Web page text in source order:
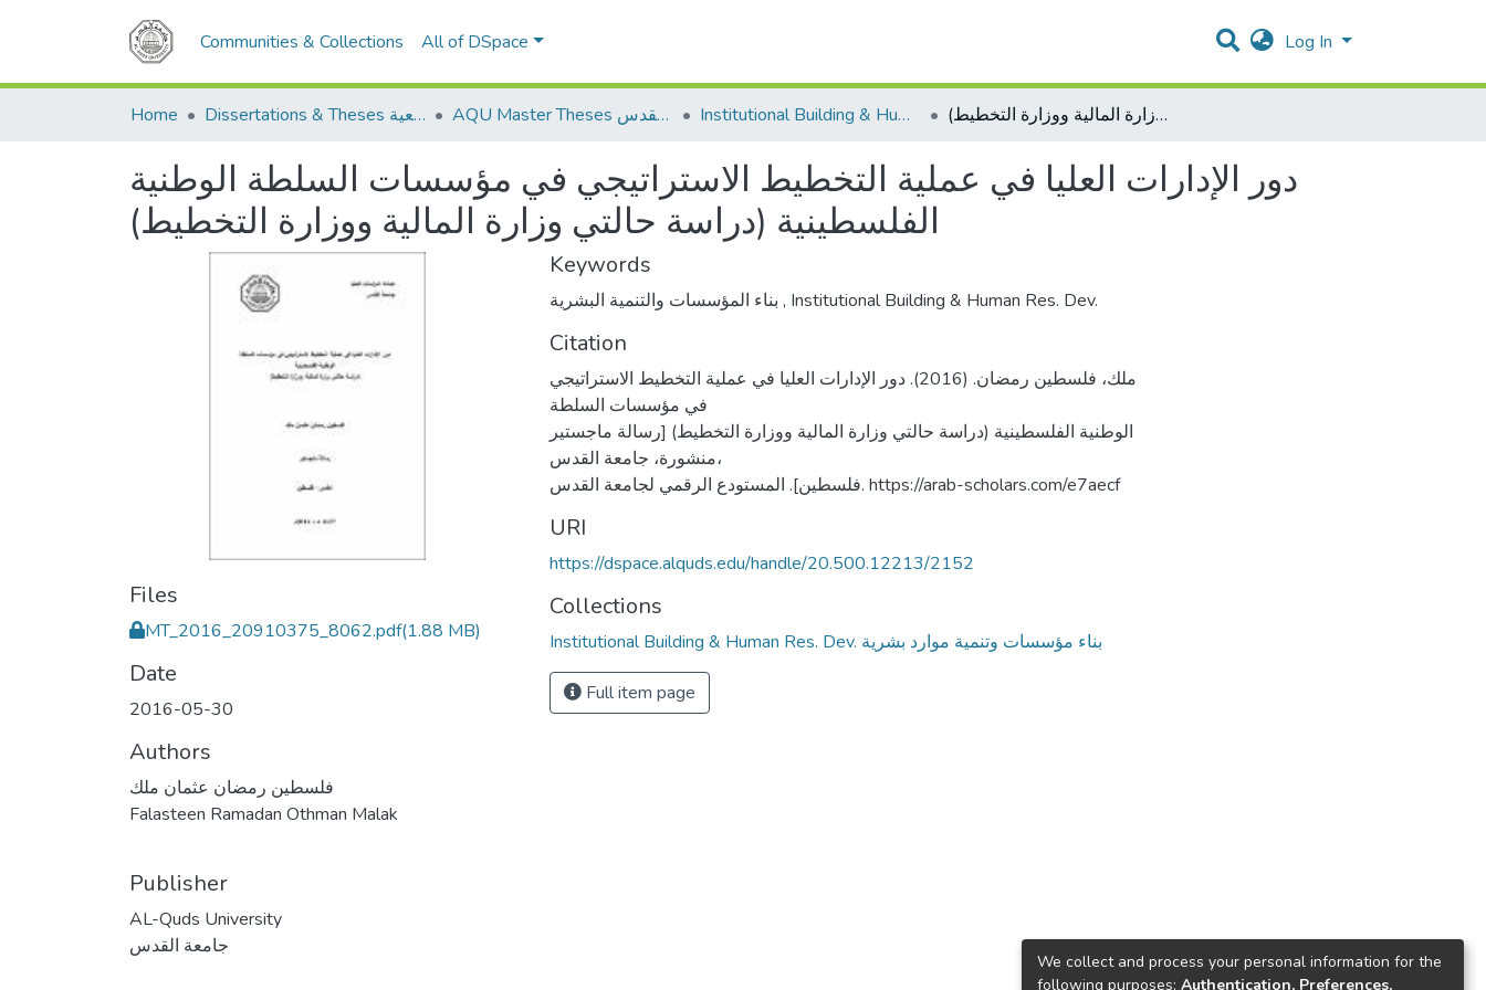
Communities & Collections All of DSpace Log In
Home Dissertations & Theses الرسائل الجامعية AQU Master Theses الرسائل الجامعية الخاصة بجامعة القدس Institutional Building & Human Res. Dev. بناء مؤسسات وتنمية موارد بشرية دور الإدارات العليا في عملية التخطيط الاستراتيجي في مؤسسات السلطة الوطنية الفلسطينية (دراسة حالتي وزارة المالية ووزارة التخطيط)
دور الإدارات العليا في عملية التخطيط الاستراتيجي في مؤسسات السلطة الوطنية
الفلسطينية (دراسة حالتي وزارة المالية ووزارة التخطيط)
Files
MT_2016_20910375_8062.pdf(1.88 MB)
Date
2016-05-30
Authors
فلسطين رمضان عثمان ملك
Falasteen Ramadan Othman Malak
Publisher
AL-Quds University
جامعة القدس
Keywords
, Institutional Building & Human Res. Dev.
Citation
ملك، فلسطين رمضان. (2016). دور الإدارات العليا في عملية التخطيط الاستراتيجي
في مؤسسات السلطة
الوطنية الفلسطينية (دراسة حالتي وزارة المالية ووزارة التخطيط) [رسالة ماجستير
منشورة، جامعة القدس،
فلسطين]. المستودع الرقمي لجامعة القدس. https://arab-scholars.com/e7aecf
URI
https://dspace.alquds.edu/handle/20.500.12213/2152
Collections
Institutional Building & Human Res. Dev. بناء مؤسسات وتنمية موارد بشرية
Full item page
We collect and process your personal information for the
following purposes: Authentication, Preferences,